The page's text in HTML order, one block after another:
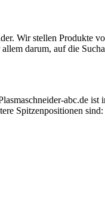
Wir stellen Produkte
darum, auf die
abc.de
Spitzenpositionen sind: